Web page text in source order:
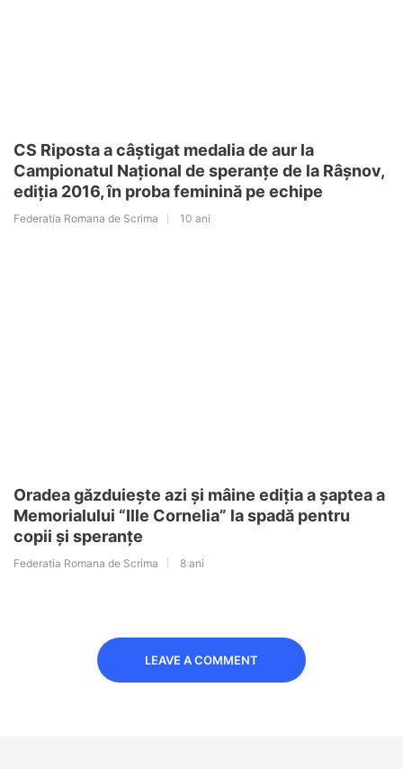
CS Riposta a câștigat medalia de aur la
Campionatul Național de speranțe de la Râșnov,
ediția 2016, în proba feminină pe echipe
Federatia Romana de Scrima 10 ani
Oradea găzduiește azi și mâine ediția a șaptea a
Memorialului “Ille Cornelia” la spadă pentru
copii și speranțe
Federatia Romana de Scrima 8 ani
LEAVE A COMMENT